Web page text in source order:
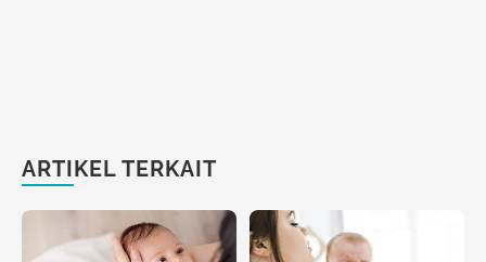
ARTIKEL TERKAIT